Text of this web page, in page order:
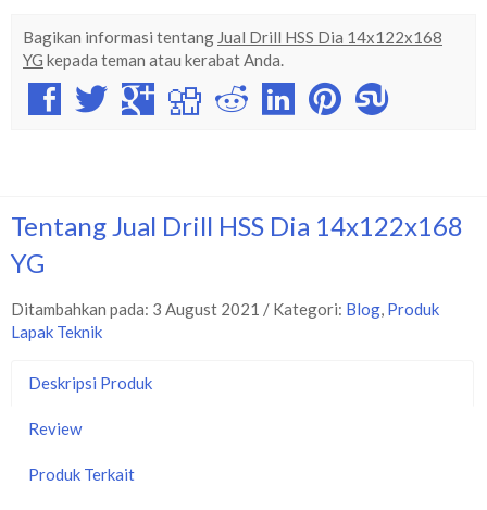
Bagikan informasi tentang Jual Drill HSS Dia 14x122x168
YG kepada teman atau kerabat Anda.
Tentang Jual Drill HSS Dia 14x122x168
YG
Ditambahkan pada: 3 August 2021 / Kategori: Blog, Produk
Lapak Teknik
Deskripsi Produk
Review
Produk Terkait